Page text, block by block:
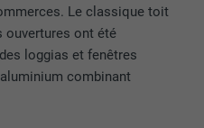
Le classique toit
ouvertures ont été
loggias et fenêtres
combinant